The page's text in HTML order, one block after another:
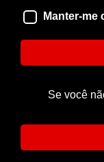
Manter-me
Se você